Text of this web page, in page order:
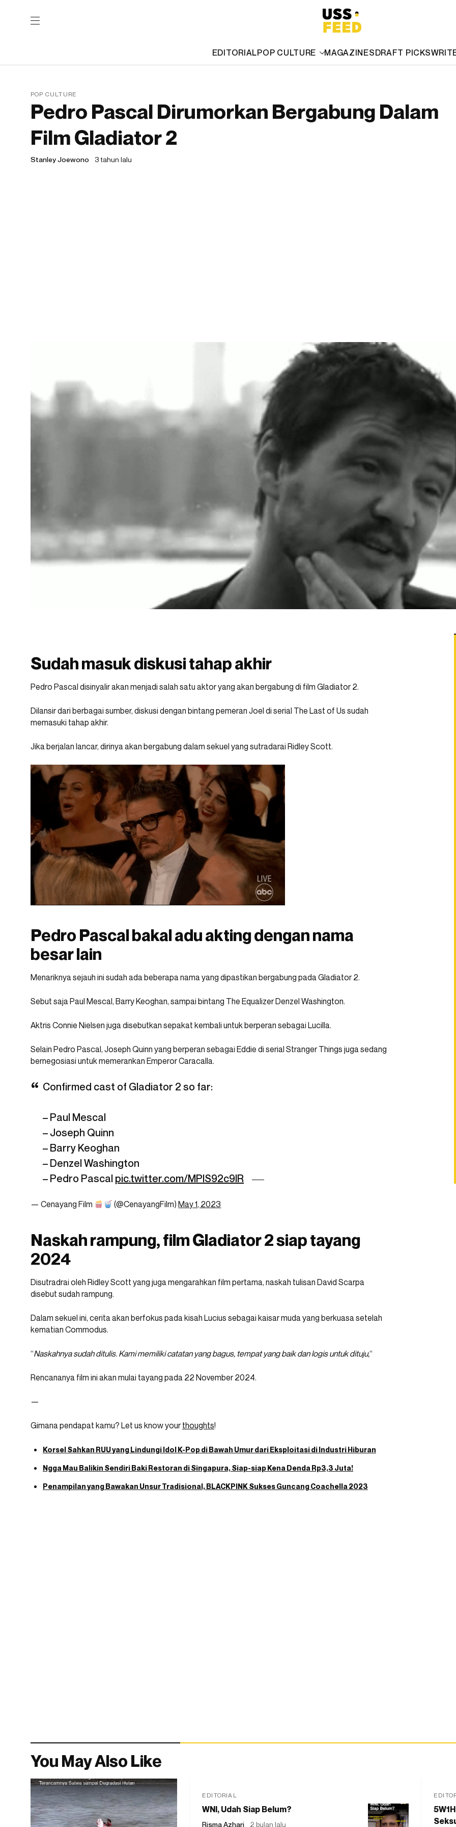
EDITORIALPOP CULTURE MAGAZINESDRAFT PICKS
POP CULTURE
Pedro Pascal Dirumorkan Bergabung Dalam
Film Gladiator 2
Stanley Joewono 3 tahun lalu
Sudah masuk diskusi tahap akhir
Pedro Pascal disinyalir akan menjadi salah satu aktor yang akan bergabung di film Gladiator 2.
Dilansir dari berbagai sumber, diskusi dengan bintang pemeran Joel di serial The Last of Us sudah
memasuki tahap akhir.
Jika berjalan lancar, dirinya akan bergabung dalam sekuel yang sutradarai Ridley Scott.
Pedro Pascal bakal adu akting dengan nama
besar lain
Menariknya sejauh ini sudah ada beberapa nama yang dipastikan bergabung pada Gladiator 2.
Sebut saja Paul Mescal, Barry Keoghan, sampai bintang The Equalizer Denzel Washington.
Aktris Connie Nielsen juga disebutkan sepakat kembali untuk berperan sebagai Lucilla.
Selain Pedro Pascal, Joseph Quinn yang berperan sebagai Eddie di serial Stranger Things juga sedang
bernegosiasi untuk memerankan Emperor Caracalla.
Confirmed cast of Gladiator 2 so far:
– Paul Mescal
– Joseph Quinn
– Barry Keoghan
– Denzel Washington
– Pedro Pascal pic.twitter.com/MPlS92c9lR
— Cenayang Film (@CenayangFilm)May 1, 2023
Naskah rampung, film Gladiator 2 siap tayang
2024
Disutradrai oleh Ridley Scott yang juga mengarahkan film pertama, naskah tulisan David Scarpa
disebut sudah rampung.
Dalam sekuel ini, cerita akan berfokus pada kisah Lucius sebagai kaisar muda yang berkuasa setelah
kematian Commodus.
“Naskahnya sudah ditulis. Kami memiliki catatan yang bagus, tempat yang baik dan logis untuk dituju,“
Rencananya film ini akan mulai tayang pada 22 November 2024.
—
Gimana pendapat kamu? Let us know your thoughts!
Korsel Sahkan RUU yang Lindungi Idol K-Pop di Bawah Umur dari Eksploitasi di Industri Hiburan
Ngga Mau Balikin Sendiri Baki Restoran di Singapura, Siap-siap Kena Denda Rp3,3 Juta!
Penampilan yang Bawakan Unsur Tradisional, BLACKPINK Sukses Guncang Coachella 2023
You May Also Like
EDITORIAL
WNI, Udah Siap Belum?
Risma Azhari 2 bulan lalu